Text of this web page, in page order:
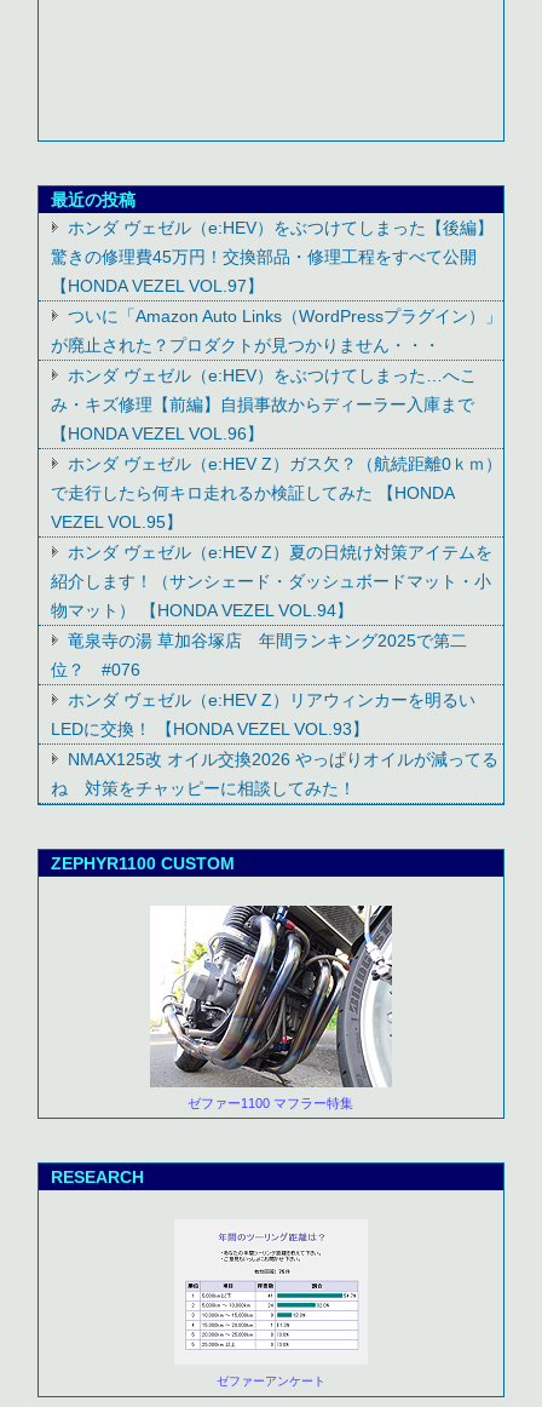
最近の投稿
ホンダ ヴェゼル（e:HEV）をぶつけてしまった【後編】
驚きの修理費45万円！交換部品・修理工程をすべて公開
【HONDA VEZEL VOL.97】
ついに「Amazon Auto Links（WordPressプラグイン）」
が廃止された？プロダクトが見つかりません・・・
ホンダ ヴェゼル（e:HEV）をぶつけてしまった…へこ
み・キズ修理【前編】自損事故からディーラー入庫まで
【HONDA VEZEL VOL.96】
ホンダ ヴェゼル（e:HEV Z）ガス欠？（航続距離0ｋｍ）
で走行したら何キロ走れるか検証してみた 【HONDA
VEZEL VOL.95】
ホンダ ヴェゼル（e:HEV Z）夏の日焼け対策アイテムを
紹介します！（サンシェード・ダッシュボードマット・小
物マット） 【HONDA VEZEL VOL.94】
竜泉寺の湯 草加谷塚店 年間ランキング2025で第二
位？ #076
ホンダ ヴェゼル（e:HEV Z）リアウィンカーを明るい
LEDに交換！ 【HONDA VEZEL VOL.93】
NMAX125改 オイル交換2026 やっぱりオイルが減ってる
ね 対策をチャッピーに相談してみた！
ZEPHYR1100 CUSTOM
ゼファー1100 マフラー特集
RESEARCH
ゼファーアンケート